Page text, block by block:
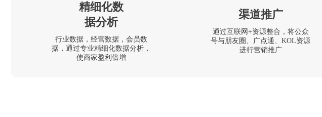
精细化数
据分析
行业数据，经营数据，会员数
据，通过专业精细化数据分析，
使商家盈利倍增
渠道推广
通过互联网+资源整合，将公众
号与朋友圈、广点通、KOL资源
进行营销推广